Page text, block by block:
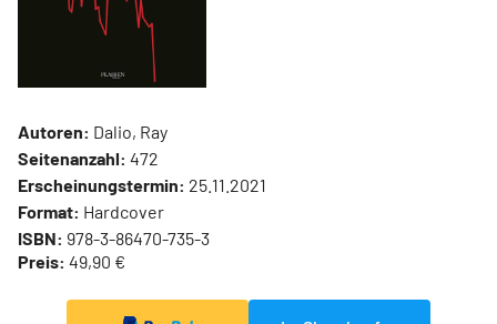
Autoren: Dalio, Ray
Seitenanzahl: 472
Erscheinungstermin: 25.11.2021
Format: Hardcover
ISBN: 978-3-86470-735-3
Preis: 49,90 €